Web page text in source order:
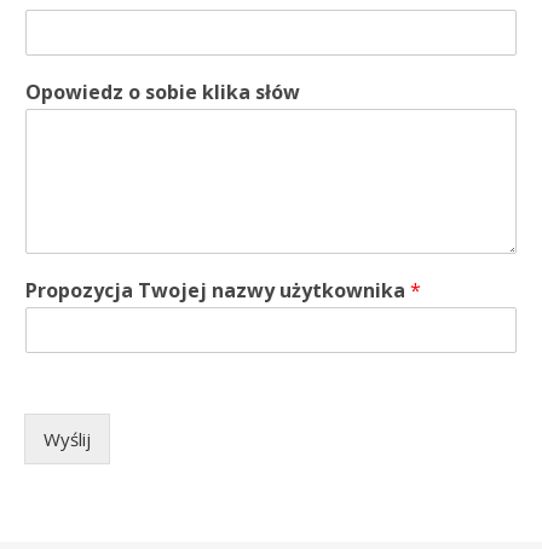
Opowiedz o sobie klika słów
Propozycja Twojej nazwy użytkownika *
Wyślij